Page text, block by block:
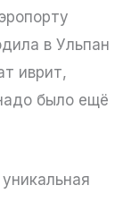
в Ульпан
иврит,
было ещё